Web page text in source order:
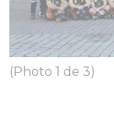
(Photo 1 de 3)